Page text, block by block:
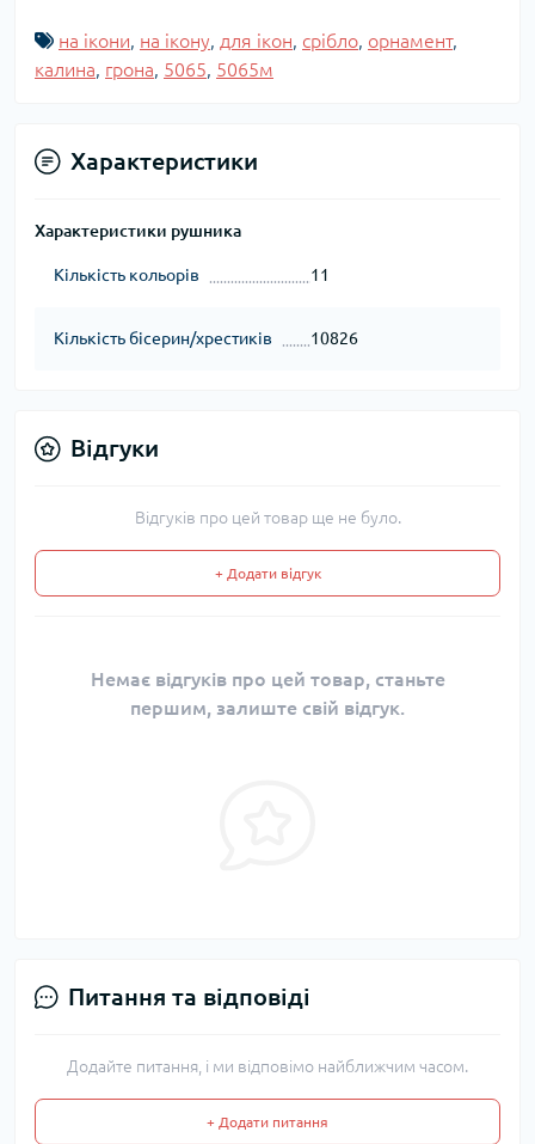
на ікони, на ікону, для ікон, срібло, орнамент,
калина, грона, 5065, 5065м
Характеристики
Характеристики рушника
Кількість кольорів 11
Кількість бісерин/хрестиків 10826
Відгуки
Відгуків про цей товар ще не було.
+ Додати відгук
Немає відгуків про цей товар, станьте
першим, залиште свій відгук.
Питання та відповіді
Додайте питання, і ми відповімо найближчим часом.
+ Додати питання